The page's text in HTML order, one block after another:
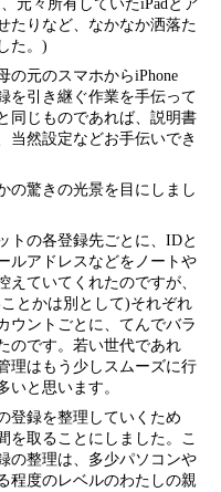
元々所有していたiPadとア
たりなど、なかなか洒落た
た。)
の元のスマホからiPhone
を引き継ぐ作業を手伝って
同じものであれば、説明書
当然設定などお手伝いでき
の驚きの光景を目にしまし
トの各登録先ごとに、IDと
ルアドレスなどをノートや
えていてくれたのですが、
とかは別として)それぞれ
ウントごとに、てんでバラ
のです。若い世代であれ
理はもう少しスムーズに行
いと思います。
登録を整理していくため
を取ることにしました。こ
の整理は、多少パソコンや
程度のレベルのわたしの親